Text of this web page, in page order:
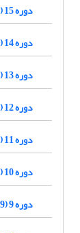
دوره 15 (1395)
دوره 14 (1394)
دوره 13 (1393)
دوره 12 (1392)
دوره 11 (1391)
دوره 10 (1390)
دوره 9 (1389)